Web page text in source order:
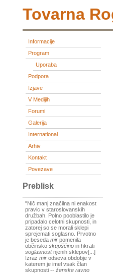
Tovarna
Informacije
Program
Uporaba
Podpora
Izjave
V Medijih
Forumi
Galerija
International
Arhiv
Kontakt
Povezave
Preblisk
"Nič manj značilna ni enakost
pravic v staroslovanskih
družbah. Polno pooblastilo je
pripadalo celotni skupnosti, in
zatorej so se morali sklepi
sprejemati soglasno. Prvotno
je beseda mir pomenila
občinsko skupščino in hkrati
soglasnostnjenih sklepov[...]
Izraz mir odseva obdobje v
katerem je imel vsak član
skupnosti -- ženske ravno